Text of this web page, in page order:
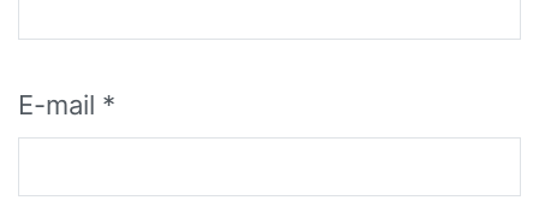
E-mail *